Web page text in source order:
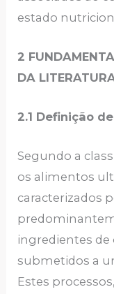
estado
2
DA
2.1 Definição
Segundo a
os alimentos
caracterizados
ingredientes de
submetidos a
Estes